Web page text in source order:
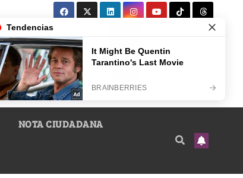
NOTA CIUDADANA